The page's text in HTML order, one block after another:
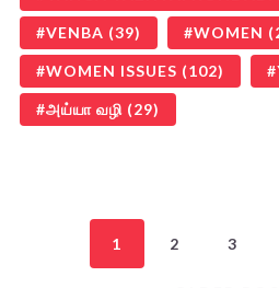
VENBA (39) WOMEN
WOMEN ISSUES (102)
அய்யா வழி (29)
1 2 3